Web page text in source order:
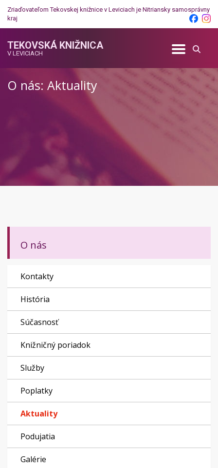
Zriaďovateľom Tekovskej knižnice v Leviciach je Nitriansky samosprávny
kraj
TEKOVSKÁ KNIŽNICA
V LEVICIACH
O nás: Aktuality
O nás
Kontakty
História
Súčasnosť
Knižničný poriadok
Služby
Poplatky
Aktuality
Podujatia
Galérie